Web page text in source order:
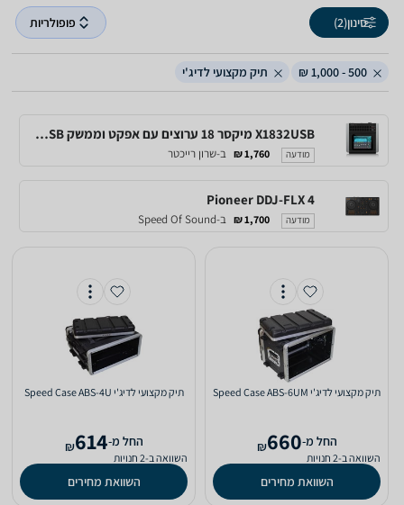
סינון(2) פופולריות
500 - 1,000 ₪ תיק מקצועי לדיג'י
X1832USB מיקסר 18 ערוצים עם אפקט וממשק USB של Behringer
מודעה 1,760 ₪ ב-שרון רייכטר
Pioneer DDJ-FLX 4
מודעה 1,700 ₪ ב-Speed Of Sound
‏תיק מקצועי לדיג'י Speed Case ABS-6UM
‫החל מ-660
₪
השוואה ב-2 חנויות
השוואת מחירים
‏תיק מקצועי לדיג'י Speed Case ABS-4U
‫החל מ-614
₪
השוואה ב-2 חנויות
השוואת מחירים